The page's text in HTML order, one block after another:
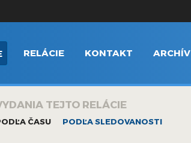
RELÁCIE KONTAKT ARCHÍV
TEJTO RELÁCIE
ČASU PODĽA SLEDOVANOSTI